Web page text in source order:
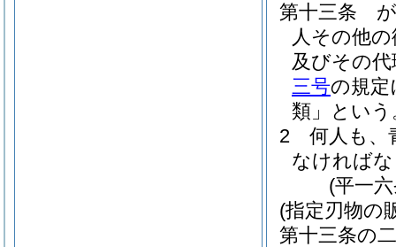
第十三条
人その他
及びその
三号の規定
類」という
2
何人も、
なければ
(平一
(指定刃物の
第十三条の二